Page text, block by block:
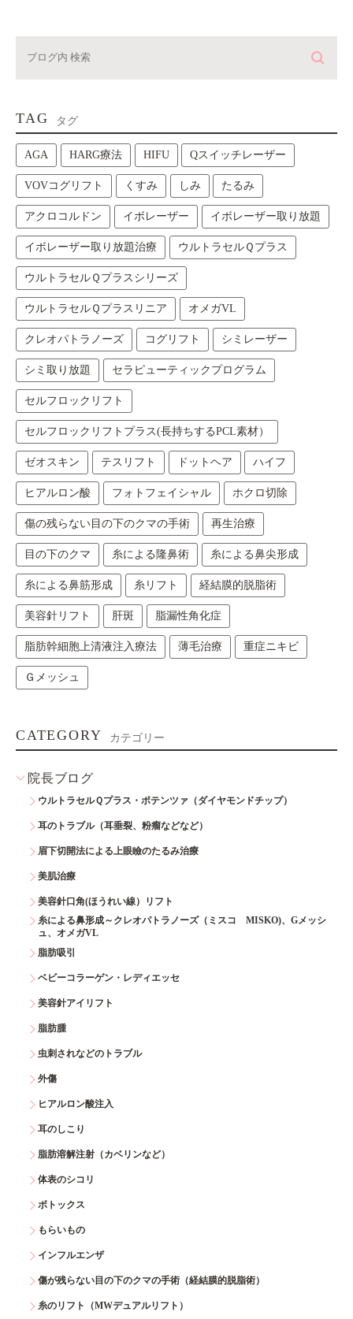
TAG タグ
AGA HARG療法 HIFU Qスイッチレーザー
VOVコグリフト くすみ しみ たるみ
アクロコルドン イボレーザー イボレーザー取り放題
イボレーザー取り放題治療 ウルトラセルＱプラス
ウルトラセルＱプラスシリーズ
ウルトラセルＱプラスリニア オメガVL
クレオパトラノーズ コグリフト シミレーザー
シミ取り放題 セラピューティックプログラム
セルフロックリフト
セルフロックリフトプラス(長持ちするPCL素材）
ゼオスキン テスリフト ドットヘア ハイフ
ヒアルロン酸 フォトフェイシャル ホクロ切除
傷の残らない目の下のクマの手術 再生治療
目の下のクマ 糸による隆鼻術 糸による鼻尖形成
糸による鼻筋形成 糸リフト 経結膜的脱脂術
美容針リフト 肝斑 脂漏性角化症
脂肪幹細胞上清液注入療法 薄毛治療 重症ニキビ
Ｇメッシュ
CATEGORY カテゴリー
院長ブログ
ウルトラセルＱプラス・ポテンツァ（ダイヤモンドチップ）
耳のトラブル（耳垂裂、粉瘤などなど）
眉下切開法による上眼瞼のたるみ治療
美肌治療
美容針口角(ほうれい線）リフト
糸による鼻形成～クレオパトラノーズ（ミスコ MISKO)、Gメッシ
ュ、オメガVL
脂肪吸引
ベビーコラーゲン・レディエッセ
美容針アイリフト
脂肪腫
虫刺されなどのトラブル
外傷
ヒアルロン酸注入
耳のしこり
脂肪溶解注射（カベリンなど）
体表のシコリ
ボトックス
もらいもの
インフルエンザ
傷が残らない目の下のクマの手術（経結膜的脱脂術）
糸のリフト（MWデュアルリフト）